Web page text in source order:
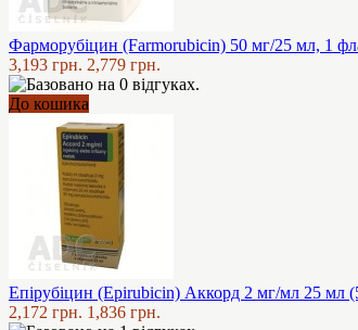
Фарморубіцин (Farmorubicin) 50 мг/25 мл, 1
3,193 грн. 2,779 грн.
До кошика
Епірубіцин (Epirubicin) Аккорд 2 мг/мл 25 мл
2,172 грн. 1,836 грн.